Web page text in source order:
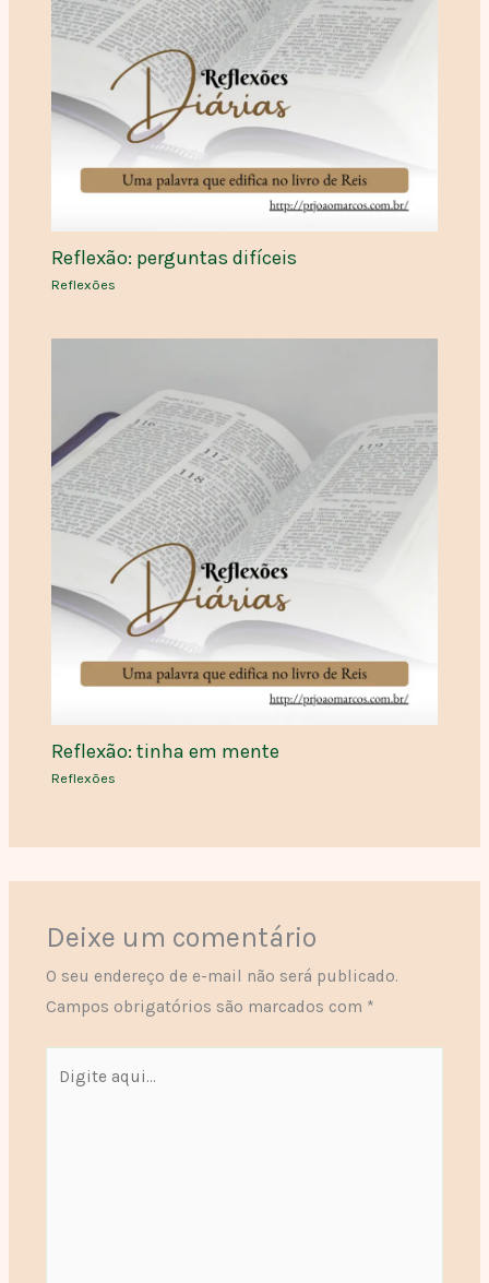
Reflexão: perguntas difíceis
Reflexões
Reflexão: tinha em mente
Reflexões
Deixe um comentário
O seu endereço de e-mail não será publicado.
Campos obrigatórios são marcados com *
aqui...